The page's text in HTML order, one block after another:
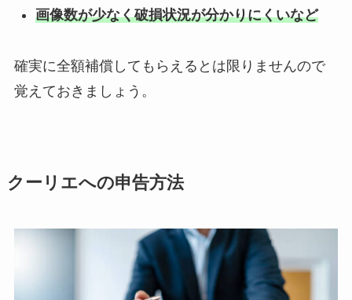
画像数が少なく破損状況が分かりにくいなど
確実に全額補償してもらえるとは限りませんので
覚えておきましょう。
クーリエへの申告方法